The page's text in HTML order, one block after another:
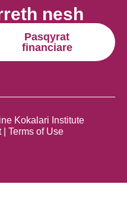
nesh
Pasqyrat
financiare
Kokalari Institute
| Terms of Use